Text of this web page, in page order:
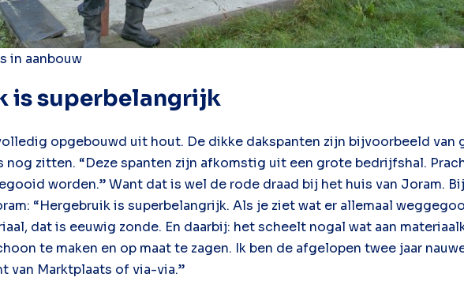
in aanbouw
is superbelangrijk
opgebouwd uit hout. De dikke dakspanten zijn bijvoorbeeld van
nog zitten. “Deze spanten zijn afkomstig uit een grote bedrijfshal.
worden.” Want dat is wel de rode draad bij het huis van Joram.
“Hergebruik is superbelangrijk. Als je ziet wat er allemaal
dat is eeuwig zonde. En daarbij: het scheelt nogal wat aan
te maken en op maat te zagen. Ik ben de afgelopen twee jaar
van Marktplaats of via-via.”